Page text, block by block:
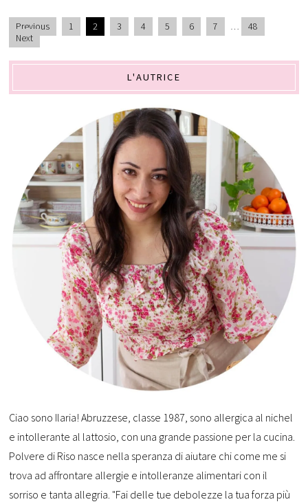
Previous 1 2 3 4 5 6 7 …
48
Next
L'AUTRICE
Ciao sono Ilaria! Abruzzese, classe 1987, sono allergica al nichel
e intollerante al lattosio, con una grande passione per la cucina.
Polvere di Riso nasce nella speranza di aiutare chi come me si
trova ad affrontare allergie e intolleranze alimentari con il
sorriso e tanta allegria. "Fai delle tue debolezze la tua forza più